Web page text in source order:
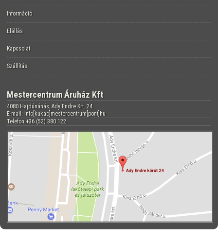
Információ
Elállás
Kapcsolat
Szállítás
Mestercentrum Áruház Kft
4080 Hajdúnánás, Ady Endre Krt. 24.
E-mail: info[kukac]mestercentrum[pont]hu
Telefon:+36 (52) 380 122